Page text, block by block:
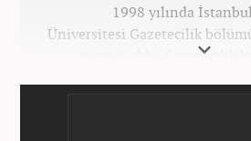
1998 yılında
Üniversitesi Gazetecilik
mezun oldu. Gazetecilik